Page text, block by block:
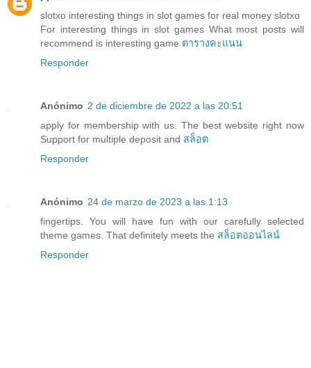
slotxo interesting things in slot games for real money slotxo
For interesting things in slot games What most posts will
recommend is interesting game ตารางคะแนน
Responder
Anónimo 2 de diciembre de 2022 a las 20:51
apply for membership with us. The best website right now
Support for multiple deposit and สล็อต
Responder
Anónimo 24 de marzo de 2023 a las 1:13
fingertips. You will have fun with our carefully selected
theme games. That definitely meets the สล็อตออนไลน์
Responder